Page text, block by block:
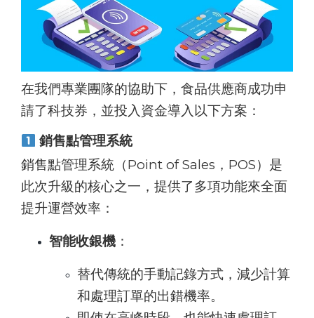
在我們專業團隊的協助下，食品供應商成功申
請了科技券，並投入資金導入以下方案：
銷售點管理系統
銷售點管理系統（Point of Sales，POS）是
此次升級的核心之一，提供了多項功能來全面
提升運營效率：
智能收銀機 ：
替代傳統的手動記錄方式，減少計算
和處理訂單的出錯機率。